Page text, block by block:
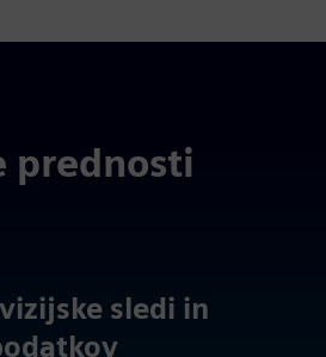
prednosti
sledi in